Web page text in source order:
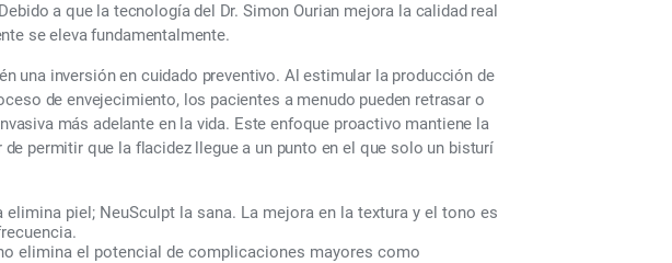
a que la tecnología del Dr. Simon Ourian mejora la calidad real
se eleva fundamentalmente.
una inversión en cuidado preventivo. Al estimular la producción de
de envejecimiento, los pacientes a menudo pueden retrasar o
más adelante en la vida. Este enfoque proactivo mantiene la
permitir que la flacidez llegue a un punto en el que solo un bisturí
elimina piel; NeuSculpt la sana. La mejora en la textura y el tono es
elimina el potencial de complicaciones mayores como